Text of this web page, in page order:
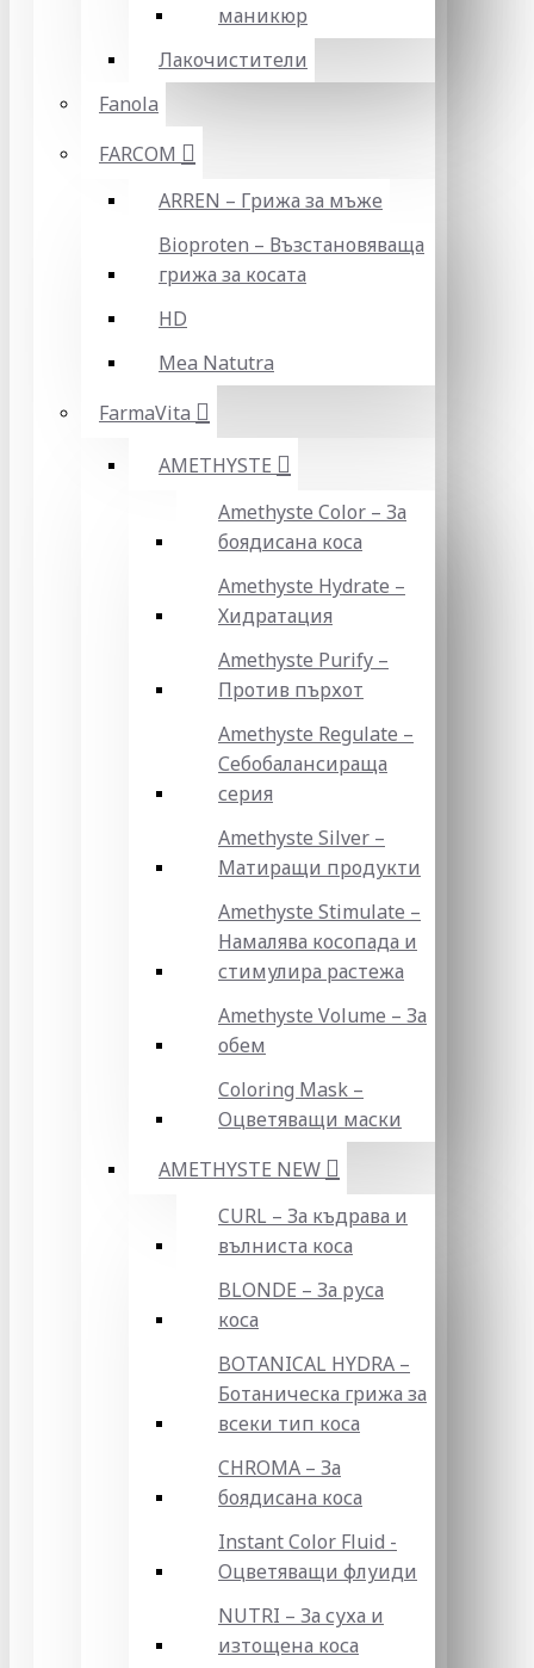
маникюр
Лакочистители
Fanola
FARCOM
ARREN – Грижа за мъже
Bioproten – Възстановяваща
грижа за косата
HD
Mea Natutra
FarmaVita
AMETHYSTE
Amethyste Color – За
боядисана коса
Amethyste Hydrate –
Хидратация
Amethyste Purify –
Против пърхот
Amethyste Regulate –
Себобалансираща
серия
Amethyste Silver –
Матиращи продукти
Amethyste Stimulate –
Намалява косопада и
стимулира растежа
Amethyste Volume – За
обем
Coloring Mask –
Оцветяващи маски
AMETHYSTE NEW
CURL – За къдрава и
вълниста коса
BLONDE – За руса
коса
BOTANICAL HYDRA –
Ботаническа грижа за
всеки тип коса
CHROMA – За
боядисана коса
Instant Color Fluid -
Оцветяващи флуиди
NUTRI – За суха и
изтощена коса